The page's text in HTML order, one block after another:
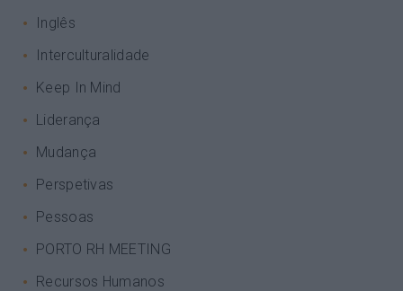
Inglês
Interculturalidade
Keep In Mind
Liderança
Mudança
Perspetivas
Pessoas
PORTO RH MEETING
Recursos Humanos